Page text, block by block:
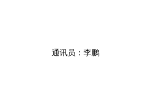
通讯员：李鹏